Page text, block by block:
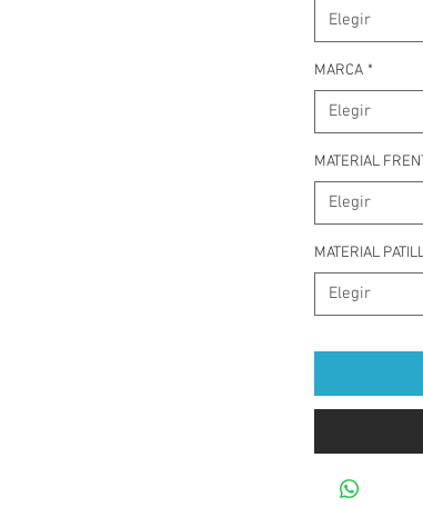
Elegir
MARCA *
Elegir
MATERIAL
Elegir
MATERIAL
Elegir